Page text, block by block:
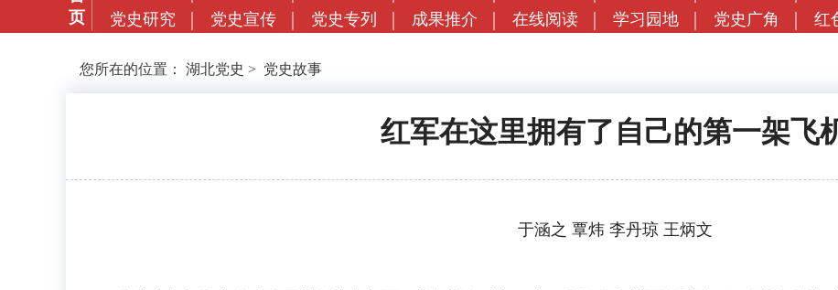
页
党史研究
党史宣传 党史专列 成果推介 在线阅读 学习园地 党史广角 红
您所在的位置： 湖北党史 > 党史故事
红军在这里拥有了自己的第一架飞
于涵之 覃炜 李丹琼 王炳文